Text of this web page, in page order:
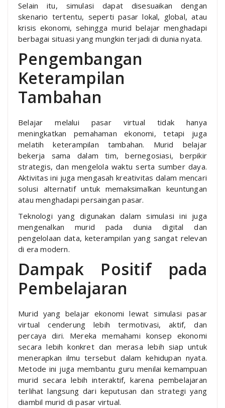
Selain itu, simulasi dapat disesuaikan dengan
skenario tertentu, seperti pasar lokal, global, atau
krisis ekonomi, sehingga murid belajar menghadapi
berbagai situasi yang mungkin terjadi di dunia nyata.
Pengembangan
Keterampilan
Tambahan
Belajar melalui pasar virtual tidak hanya
meningkatkan pemahaman ekonomi, tetapi juga
melatih keterampilan tambahan. Murid belajar
bekerja sama dalam tim, bernegosiasi, berpikir
strategis, dan mengelola waktu serta sumber daya.
Aktivitas ini juga mengasah kreativitas dalam mencari
solusi alternatif untuk memaksimalkan keuntungan
atau menghadapi persaingan pasar.
Teknologi yang digunakan dalam simulasi ini juga
mengenalkan murid pada dunia digital dan
pengelolaan data, keterampilan yang sangat relevan
di era modern.
Dampak Positif pada
Pembelajaran
Murid yang belajar ekonomi lewat simulasi pasar
virtual cenderung lebih termotivasi, aktif, dan
percaya diri. Mereka memahami konsep ekonomi
secara lebih konkret dan merasa lebih siap untuk
menerapkan ilmu tersebut dalam kehidupan nyata.
Metode ini juga membantu guru menilai kemampuan
murid secara lebih interaktif, karena pembelajaran
terlihat langsung dari keputusan dan strategi yang
diambil murid di pasar virtual.